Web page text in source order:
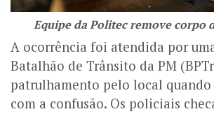
Equipe da Politec remove corpo
A ocorrência foi atendida por
Batalhão de Trânsito da PM
patrulhamento pelo local quando
com a confusão. Os policiais